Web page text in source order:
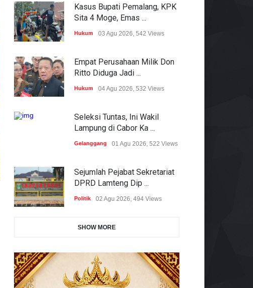
Kasus Bupati Pemalang, KPK
Sita 4 Moge, Emas ...
Hukum 03 Agu 2026, 542 Views
Empat Perusahaan Milik Don
Ritto Diduga Jadi ...
Hukum 04 Agu 2026, 532 Views
Seleksi Tuntas, Ini Wakil
Lampung di Cabor Ka ...
Gelanggang 01 Agu 2026, 522 Views
Sejumlah Pejabat Sekretariat
DPRD Lamteng Dip ...
Politik 02 Agu 2026, 494 Views
SHOW MORE